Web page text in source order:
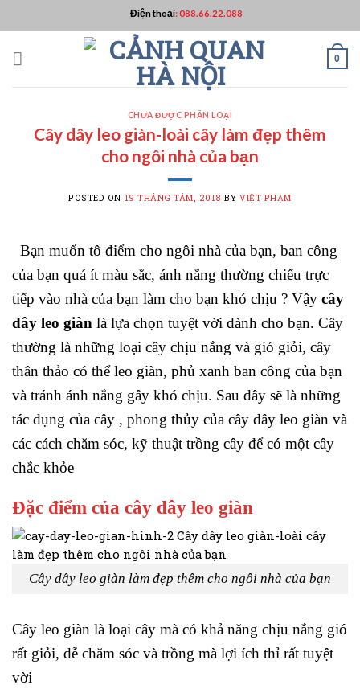
to
Điện thoại:088.66.22.088
0
CHƯA ĐƯỢC PHÂN LOẠI
Cây dây leo giàn-loài cây làm đẹp thêm
cho ngôi nhà của bạn
POSTED ON 19 THÁNG TÁM, 2018 BY VIỆT PHẠM
Bạn muốn tô điểm cho ngôi nhà của bạn, ban công
của bạn quá ít màu sắc, ánh nắng thường chiếu trực
tiếp vào nhà của bạn làm cho bạn khó chịu ? Vậy cây
dây leo giàn là lựa chọn tuyệt vời dành cho bạn. Cây
thường là những loại cây chịu nắng và gió giỏi, cây
thân thảo có thể leo giàn, phủ xanh ban công của bạn
và tránh ánh nắng gây khó chịu. Sau đây sẽ là những
tác dụng của cây , phong thủy của cây dây leo giàn và
các cách chăm sóc, kỹ thuật trồng cây để có một cây
chắc khỏe
Đặc điểm của cây dây leo giàn
Cây dây leo giàn làm đẹp thêm cho ngôi nhà của bạn
Cây leo giàn là loại cây mà có khả năng chịu nắng gió
rất giỏi, dễ chăm sóc và trồng mà lợi ích thỉ rất tuyệt
vời